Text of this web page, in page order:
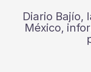
Diario Bajío,
México,